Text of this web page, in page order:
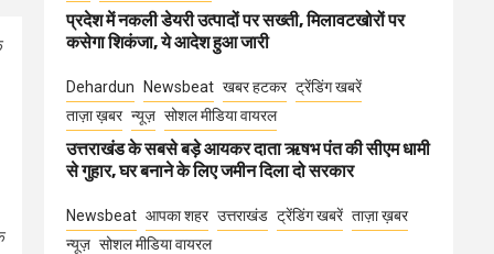
प्रदेश में नकली डेयरी उत्पादों पर सख्ती, मिलावटखोरों पर
कसेगा शिकंजा, ये आदेश हुआ जारी
Dehardun Newsbeat खबर हटकर ट्रेंडिंग खबरें
ताज़ा ख़बर न्यूज़ सोशल मीडिया वायरल
उत्तराखंड के सबसे बड़े आयकर दाता ऋषभ पंत की सीएम धामी
से गुहार, घर बनाने के लिए जमीन दिला दो सरकार
Newsbeat आपका शहर उत्तराखंड ट्रेंडिंग खबरें ताज़ा ख़बर
न्यूज़ सोशल मीडिया वायरल